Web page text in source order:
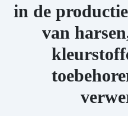
in de
van